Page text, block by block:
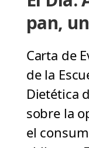
pan,
Carta de
de la
Dietética
sobre la
el